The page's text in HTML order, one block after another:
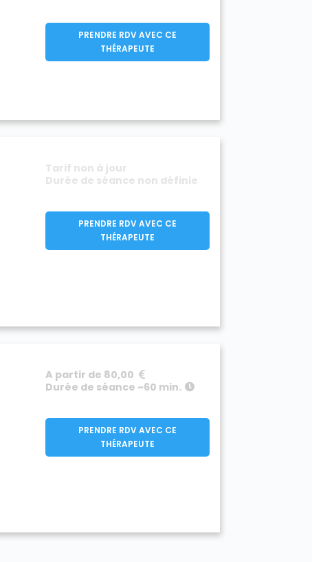
PRENDRE RDV AVEC CE
THÉRAPEUTE
Tarif non à jour
Durée de séance non définie
PRENDRE RDV AVEC CE
THÉRAPEUTE
A partir de 80,00
Durée de séance ~60 min.
PRENDRE RDV AVEC CE
THÉRAPEUTE